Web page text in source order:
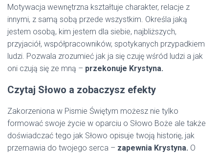
Motywacja wewnętrzna kształtuje charakter, relacje z
innymi, z samą sobą przede wszystkim. Określa jaką
jestem osobą, kim jestem dla siebie, najbliższych,
przyjaciół, współpracowników, spotykanych przypadkiem
ludzi. Pozwala zrozumieć jak ja się czuję wśród ludzi a jak
oni czują się ze mną – przekonuje Krystyna.
Czytaj Słowo a zobaczysz efekty
Zakorzeniona w Pismie Świętym możesz nie tylko
formować swoje życie w oparciu o Słowo Boże ale także
doświadczać tego jak Słowo opisuje twoją historię, jak
przemawia do twojego serca – zapewnia Krystyna. O